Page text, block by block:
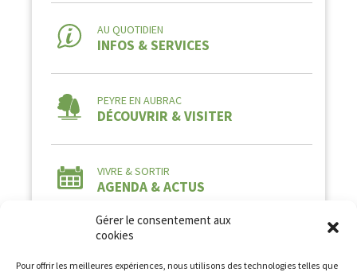
Gérer le consentement aux
cookies
Pour offrir les meilleures expériences, nous utilisons des technologies telles que
AU QUOTIDIEN
INFOS & SERVICES
PEYRE EN AUBRAC
DÉCOUVRIR & VISITER
VIVRE & SORTIR
AGENDA & ACTUS